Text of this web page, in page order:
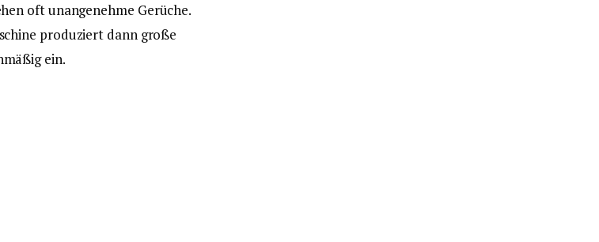
oft unangenehme Gerüche.
produziert dann große
ein.